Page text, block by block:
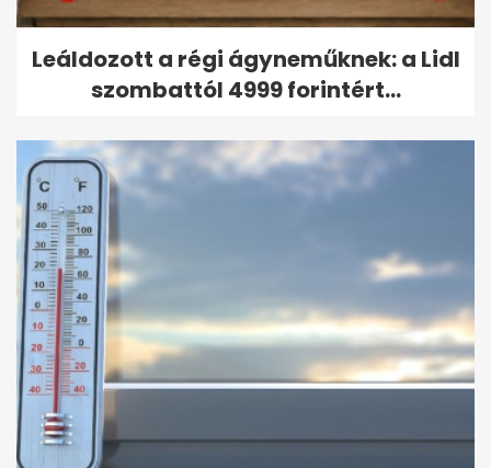
Leáldozott a régi ágyneműknek: a Lidl
szombattól 4999 forintért...